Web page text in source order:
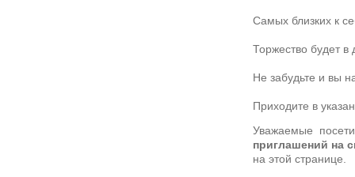
Самых близких к
Торжество будет в
Не забудьте и вы
Приходите в
Уважаемые
приглашений на
на этой странице.